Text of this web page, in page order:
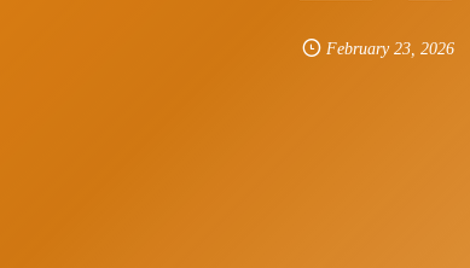
February 23, 2026